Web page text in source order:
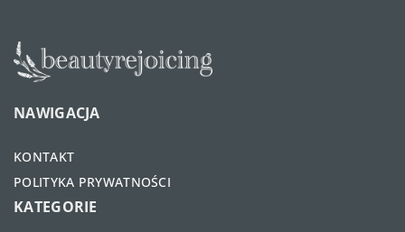
NAWIGACJA
KONTAKT
POLITYKA PRYWATNOŚCI
KATEGORIE